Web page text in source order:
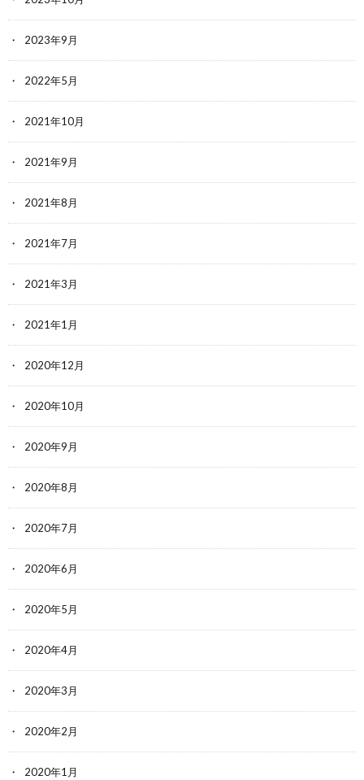
2023年9月
2022年5月
2021年10月
2021年9月
2021年8月
2021年7月
2021年3月
2021年1月
2020年12月
2020年10月
2020年9月
2020年8月
2020年7月
2020年6月
2020年5月
2020年4月
2020年3月
2020年2月
2020年1月